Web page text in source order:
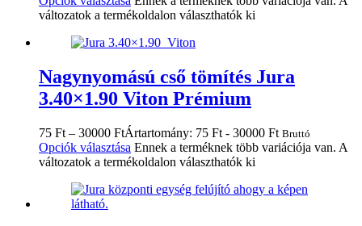
változatok a termékoldalon választhatók ki
Nagynyomású cső tömítés Jura
3.40×1.90 Viton Prémium
75 Ft – 30000 FtÁrtartomány: 75 Ft - 30000 Ft Bruttó
Opciók választása Ennek a terméknek több variációja van. A
változatok a termékoldalon választhatók ki